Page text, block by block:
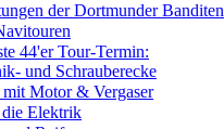
der Dortmunder Banditen
44'er Tour-Termin:
und Schrauberecke
Motor & Vergaser
Elektrik